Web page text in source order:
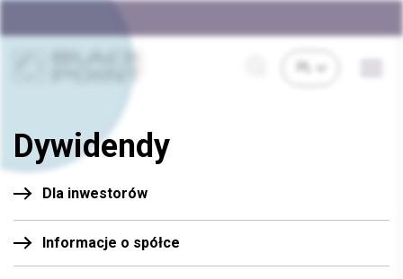
Dywidendy
Dla inwestorów
Informacje o spółce